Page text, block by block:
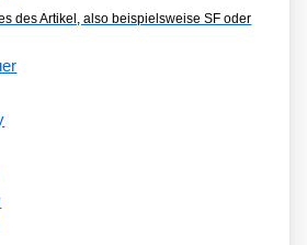
des Artikel, also beispielsweise SF oder